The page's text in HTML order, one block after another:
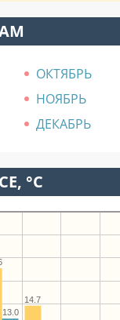
ОКТЯБРЬ
НОЯБРЬ
ДЕКАБРЬ
°C
14.7
13.0